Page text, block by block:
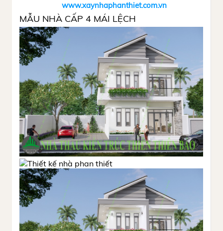
www.xaynhaphanthiet.com.vn
MẪU NHÀ CẤP 4 MÁI LỆCH